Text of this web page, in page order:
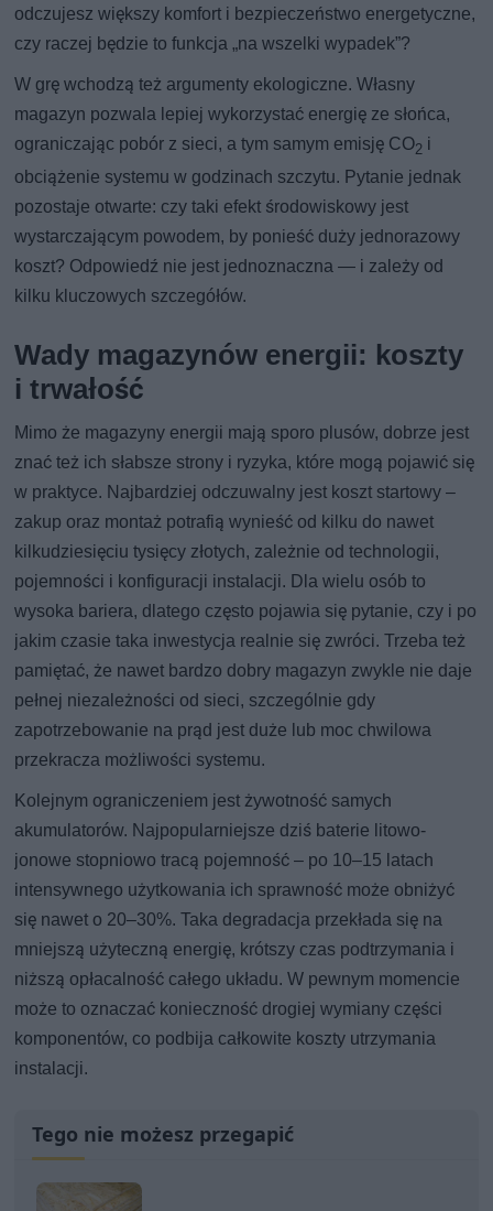
odczujesz większy komfort i bezpieczeństwo energetyczne,
czy raczej będzie to funkcja „na wszelki wypadek”?
W grę wchodzą też argumenty ekologiczne. Własny
magazyn pozwala lepiej wykorzystać energię ze słońca,
ograniczając pobór z sieci, a tym samym emisję CO2 i
obciążenie systemu w godzinach szczytu. Pytanie jednak
pozostaje otwarte: czy taki efekt środowiskowy jest
wystarczającym powodem, by ponieść duży jednorazowy
koszt? Odpowiedź nie jest jednoznaczna — i zależy od
kilku kluczowych szczegółów.
Wady magazynów energii: koszty
i trwałość
Mimo że magazyny energii mają sporo plusów, dobrze jest
znać też ich słabsze strony i ryzyka, które mogą pojawić się
w praktyce. Najbardziej odczuwalny jest koszt startowy –
zakup oraz montaż potrafią wynieść od kilku do nawet
kilkudziesięciu tysięcy złotych, zależnie od technologii,
pojemności i konfiguracji instalacji. Dla wielu osób to
wysoka bariera, dlatego często pojawia się pytanie, czy i po
jakim czasie taka inwestycja realnie się zwróci. Trzeba też
pamiętać, że nawet bardzo dobry magazyn zwykle nie daje
pełnej niezależności od sieci, szczególnie gdy
zapotrzebowanie na prąd jest duże lub moc chwilowa
przekracza możliwości systemu.
Kolejnym ograniczeniem jest żywotność samych
akumulatorów. Najpopularniejsze dziś baterie litowo-
jonowe stopniowo tracą pojemność – po 10–15 latach
intensywnego użytkowania ich sprawność może obniżyć
się nawet o 20–30%. Taka degradacja przekłada się na
mniejszą użyteczną energię, krótszy czas podtrzymania i
niższą opłacalność całego układu. W pewnym momencie
może to oznaczać konieczność drogiej wymiany części
komponentów, co podbija całkowite koszty utrzymania
instalacji.
Tego nie możesz przegapić